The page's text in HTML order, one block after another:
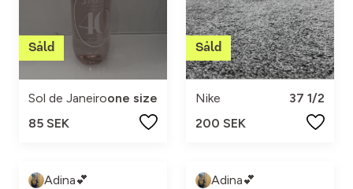
Sol de Janeiroone size
85 SEK
Nike
37 1/2
200 SEK
Adina💕 Adina💕